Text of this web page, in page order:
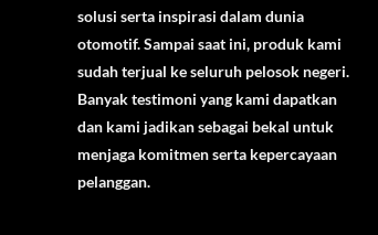
solusi serta inspirasi dalam dunia
otomotif. Sampai saat ini, produk kami
sudah terjual ke seluruh pelosok negeri.
Banyak testimoni yang kami dapatkan
dan kami jadikan sebagai bekal untuk
menjaga komitmen serta kepercayaan
pelanggan.